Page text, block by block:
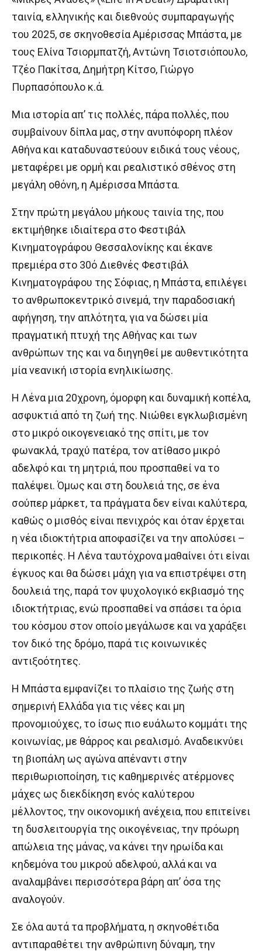
ταινία, ελληνικής και διεθνούς συμπαραγωγής
του 2025, σε σκηνοθεσία Αμέρισσας Μπάστα, με
τους Ελίνα Τσιορμπατζή, Αντώνη Τσιοτσιόπουλο,
Τζέο Πακίτσα, Δημήτρη Κίτσο, Γιώργο
Πυρπασόπουλο κ.ά.
Μια ιστορία απ’ τις πολλές, πάρα πολλές, που
συμβαίνουν δίπλα μας, στην ανυπόφορη πλέον
Αθήνα και καταδυναστεύουν ειδικά τους νέους,
μεταφέρει με ορμή και ρεαλιστικό σθένος στη
μεγάλη οθόνη, η Αμέρισσα Μπάστα.
Στην πρώτη μεγάλου μήκους ταινία της, που
εκτιμήθηκε ιδιαίτερα στο Φεστιβάλ
Κινηματογράφου Θεσσαλονίκης και έκανε
πρεμιέρα στο 30ό Διεθνές Φεστιβάλ
Κινηματογράφου της Σόφιας, η Μπάστα, επιλέγει
το ανθρωποκεντρικό σινεμά, την παραδοσιακή
αφήγηση, την απλότητα, για να δώσει μία
πραγματική πτυχή της Αθήνας και των
ανθρώπων της και να διηγηθεί με αυθεντικότητα
μία νεανική ιστορία ενηλικίωσης.
Η Λένα μια 20χρονη, όμορφη και δυναμική κοπέλα,
ασφυκτιά από τη ζωή της. Νιώθει εγκλωβισμένη
στο μικρό οικογενειακό της σπίτι, με τον
φωνακλά, τραχύ πατέρα, τον ατίθασο μικρό
αδελφό και τη μητριά, που προσπαθεί να το
παλέψει. Όμως και στη δουλειά της, σε ένα
σούπερ μάρκετ, τα πράγματα δεν είναι καλύτερα,
καθώς ο μισθός είναι πενιχρός και όταν έρχεται
η νέα ιδιοκτήτρια αποφασίζει να την απολύσει –
περικοπές. Η Λένα ταυτόχρονα μαθαίνει ότι είναι
έγκυος και θα δώσει μάχη για να επιστρέψει στη
δουλειά της, παρά τον ψυχολογικό εκβιασμό της
ιδιοκτήτριας, ενώ προσπαθεί να σπάσει τα όρια
του κόσμου στον οποίο μεγάλωσε και να χαράξει
τον δικό της δρόμο, παρά τις κοινωνικές
αντιξοότητες.
Η Μπάστα εμφανίζει το πλαίσιο της ζωής στη
σημερινή Ελλάδα για τις νέες και μη
προνομιούχες, το ίσως πιο ευάλωτο κομμάτι της
κοινωνίας, με θάρρος και ρεαλισμό. Αναδεικνύει
τη βιοπάλη ως αγώνα απέναντι στην
περιθωριοποίηση, τις καθημερινές ατέρμονες
μάχες ως διεκδίκηση ενός καλύτερου
μέλλοντος, την οικονομική ανέχεια, που επιτείνει
τη δυσλειτουργία της οικογένειας, την πρόωρη
απώλεια της μάνας, να κάνει την ηρωίδα και
κηδεμόνα του μικρού αδελφού, αλλά και να
αναλαμβάνει περισσότερα βάρη απ’ όσα της
αναλογούν.
Σε όλα αυτά τα προβλήματα, η σκηνοθέτιδα
αντιπαραθέτει την ανθρώπινη δύναμη, την